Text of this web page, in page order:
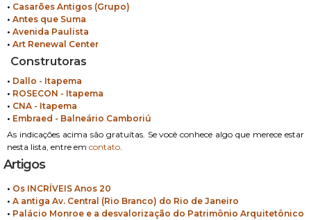
• Casarões Antigos (Grupo)
• Antes que Suma
• Avenida Paulista
• Art Renewal Center
Construtoras
• Dallo - Itapema
• ROSECON - Itapema
• CNA - Itapema
• Embraed - Balneário Camboriú
As indicações acima são gratuítas. Se você conhece algo que merece estar
nesta lista, entre em contato.
Artigos
• Os INCRÍVEIS Anos 20
• A antiga Av. Central (Rio Branco) do Rio de Janeiro
• Palácio Monroe e a desvalorização do Patrimônio Arquitetônico